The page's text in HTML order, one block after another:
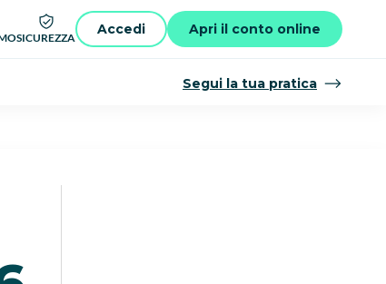
SICUREZZA
Accedi Apri il conto online
Segui la tua pratica